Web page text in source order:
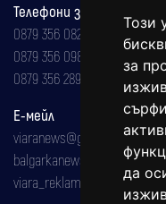
Този
за
да
Телефони за реклама и
0879 356 082
0879 356 098
0879 356 289
Е-мейл
viaranews@gmail.com
balgarkanews@gmail.com
viara_reklama@mail.bg